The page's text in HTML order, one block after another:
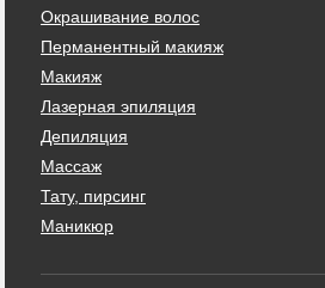
Окрашивание волос
Перманентный макияж
Макияж
Лазерная эпиляция
Депиляция
Массаж
Тату, пирсинг
Маникюр